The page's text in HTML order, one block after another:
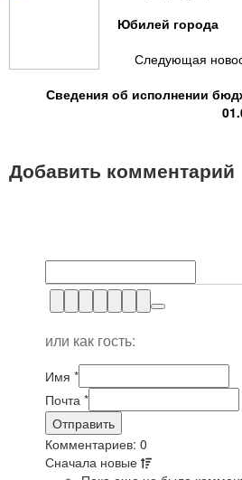
Юбилей города
Следующая
Сведения об исполнении
Добавить комментарий
или как гость:
Имя *
Почта *
Комментариев: 0
Сначала новые